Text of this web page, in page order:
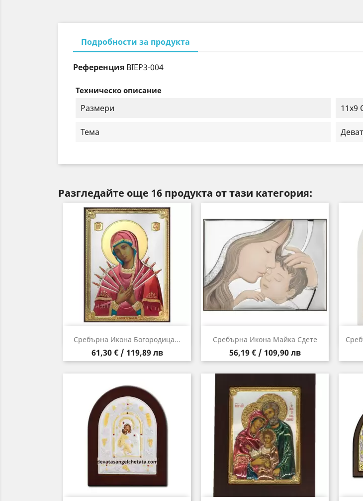
Подробности за продукта
Референция BIEP3-004
Техническо описание
Размери 11x9
Тема
Разгледайте още 16 продукта от тази категория:
Сребърна Икона Богородица...
Цена
61,30 € / 119,89 лв
Бърз преглед Сребърна Икона Майка Сдете
Цена
56,19 € / 109,90 лв
Бърз преглед